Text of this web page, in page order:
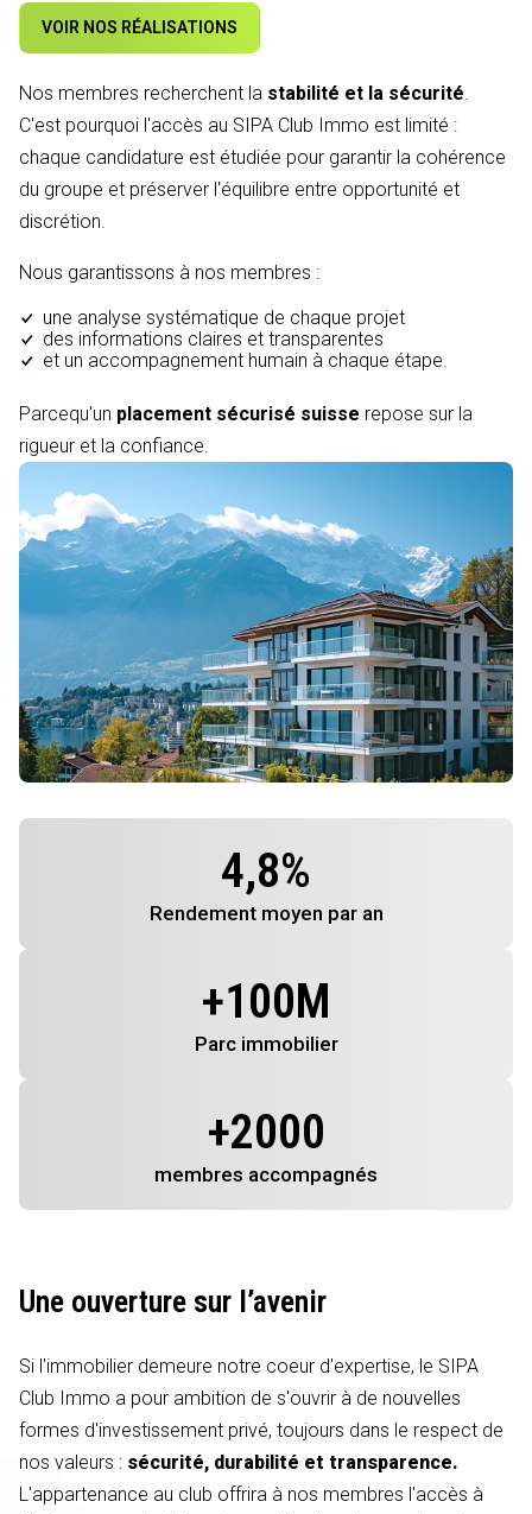
VOIR NOS RÉALISATIONS
Nos membres recherchent la stabilité et la sécurité.
C'est pourquoi l'accès au SIPA Club Immo est limité :
chaque candidature est étudiée pour garantir la cohérence
du groupe et préserver l'équilibre entre opportunité et
discrétion.
Nous garantissons à nos membres :
une analyse systématique de chaque projet
des informations claires et transparentes
et un accompagnement humain à chaque étape.
Parcequ'un placement sécurisé suisse repose sur la
rigueur et la confiance.
4,8%
Rendement moyen par an
+100M
Parc immobilier
+2000
membres accompagnés
Une ouverture sur l’avenir
Si l'immobilier demeure notre coeur d'expertise, le SIPA
Club Immo a pour ambition de s'ouvrir à de nouvelles
formes d'investissement privé, toujours dans le respect de
nos valeurs : sécurité, durabilité et transparence.
L'appartenance au club offrira à nos membres l'accès à